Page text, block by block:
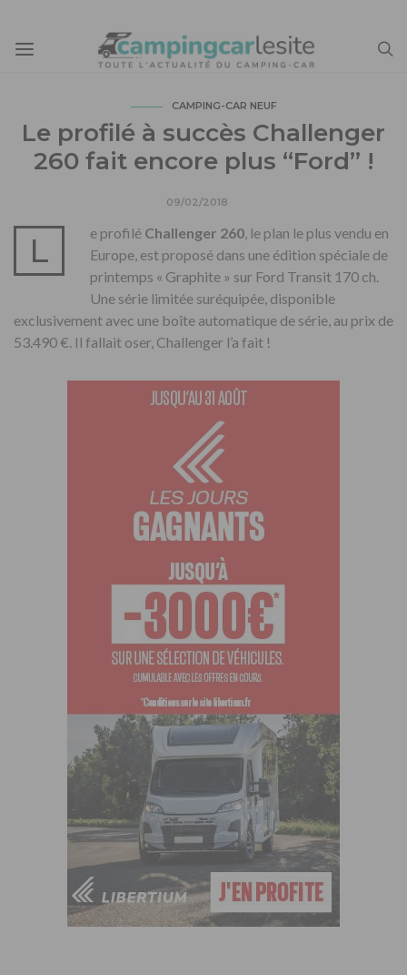
CAMPING-CAR NEUF
Le profilé à succès Challenger
260 fait encore plus “Ford” !
09/02/2018
L e profilé Challenger 260, le plan le plus vendu en
Europe, est proposé dans une édition spéciale de
printemps « Graphite » sur Ford Transit 170 ch.
Une série limitée suréquipée, disponible
exclusivement avec une boîte automatique de série, au prix de
53.490 €. Il fallait oser, Challenger l’a fait !